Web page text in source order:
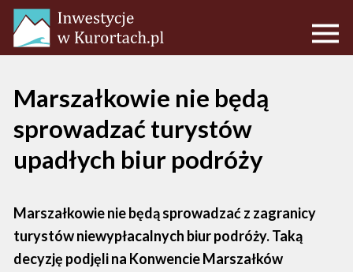
Marszałkowie nie będą
sprowadzać turystów
upadłych biur podróży
Marszałkowie nie będą sprowadzać z zagranicy
turystów niewypłacalnych biur podróży. Taką
decyzję podjęli na Konwencie Marszałków